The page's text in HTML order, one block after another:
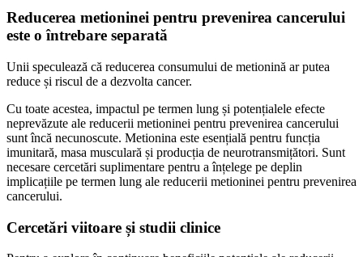
Reducerea metioninei pentru prevenirea cancerului
este o întrebare separată
Unii speculează că reducerea consumului de metionină ar putea
reduce și riscul de a dezvolta cancer.
Cu toate acestea, impactul pe termen lung și potențialele efecte
neprevăzute ale reducerii metioninei pentru prevenirea cancerului
sunt încă necunoscute. Metionina este esențială pentru funcția
imunitară, masa musculară și producția de neurotransmițători. Sunt
necesare cercetări suplimentare pentru a înțelege pe deplin
implicațiile pe termen lung ale reducerii metioninei pentru prevenirea
cancerului.
Cercetări viitoare și studii clinice